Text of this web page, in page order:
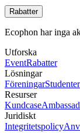
Rabatter
Ecophon har inga
Utforska
EventRabatter
Lösningar
FöreningarStudenter
Resurser
Kundcase
Juridiskt
Integritetspolicy